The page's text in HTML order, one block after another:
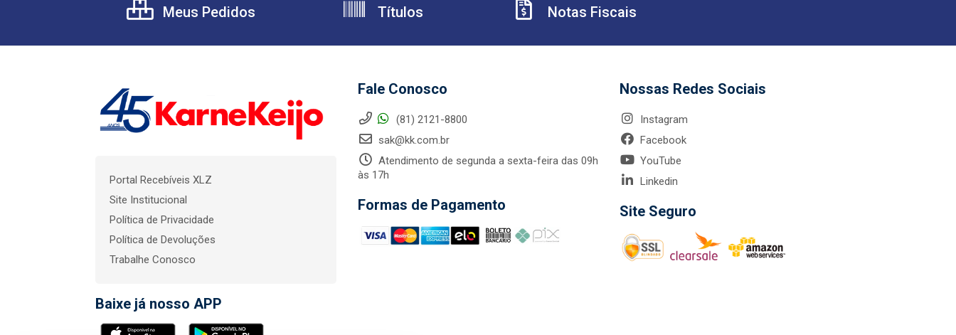
Meus Pedidos Títulos Notas Fiscais
Portal Recebíveis XLZ
Site Institucional
Política de Privacidade
Política de Devoluções
Trabalhe Conosco
Baixe já nosso APP
Fale Conosco
(81) 2121-8800
sak@kk.com.br
Atendimento de segunda a sexta-feira das 09h
às 17h
Formas de Pagamento
Nossas Redes Sociais
Instagram
Facebook
YouTube
Linkedin
Site Seguro